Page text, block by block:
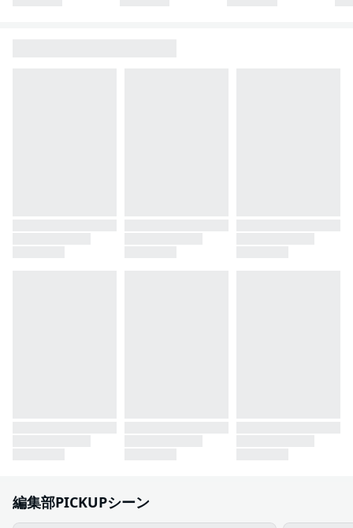
編集部PICKUPシーン